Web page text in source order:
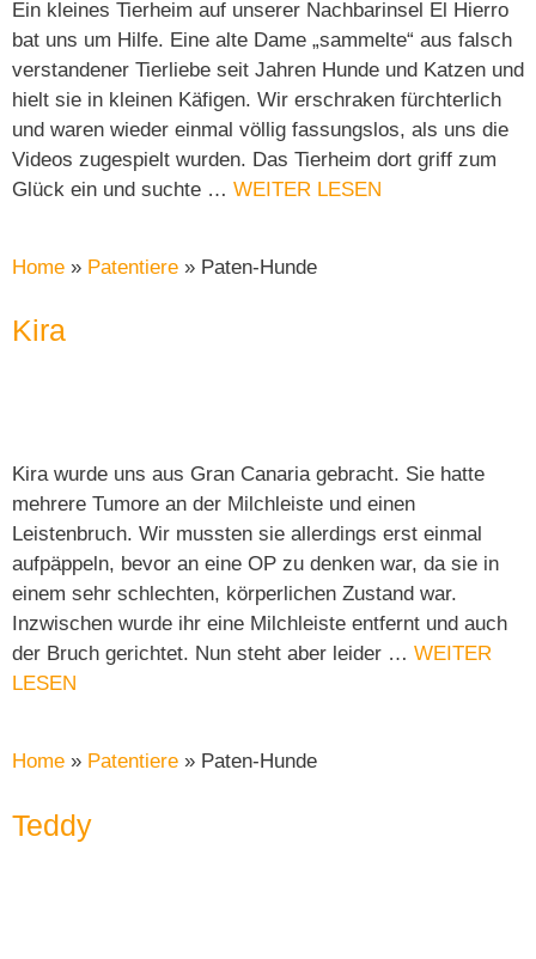
Ein kleines Tierheim auf unserer Nachbarinsel El Hierro
bat uns um Hilfe. Eine alte Dame „sammelte“ aus falsch
verstandener Tierliebe seit Jahren Hunde und Katzen und
hielt sie in kleinen Käfigen. Wir erschraken fürchterlich
und waren wieder einmal völlig fassungslos, als uns die
Videos zugespielt wurden. Das Tierheim dort griff zum
Glück ein und suchte … WEITER LESEN
Home » Patentiere » Paten-Hunde
Kira
Kira wurde uns aus Gran Canaria gebracht. Sie hatte
mehrere Tumore an der Milchleiste und einen
Leistenbruch. Wir mussten sie allerdings erst einmal
aufpäppeln, bevor an eine OP zu denken war, da sie in
einem sehr schlechten, körperlichen Zustand war.
Inzwischen wurde ihr eine Milchleiste entfernt und auch
der Bruch gerichtet. Nun steht aber leider … WEITER
LESEN
Home » Patentiere » Paten-Hunde
Teddy